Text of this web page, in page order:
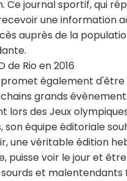
Ce journal sportif, qui
une information
auprès de la
de Rio en 2016
également d'être
grands
lors des Jeux olympiques
son équipe éditoriale
une véritable édition
puisse voir le jour et
et malentendants